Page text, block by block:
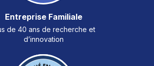
Entreprise Familiale
de 40 ans de recherche et
d’innovation